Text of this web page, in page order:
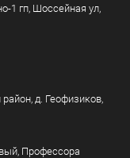
1 гп, Шоссейная ул,
д. Геофизиков,
Профессора